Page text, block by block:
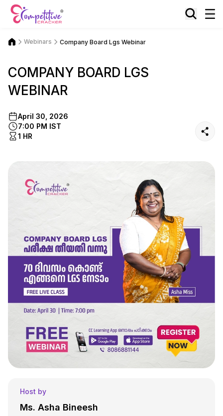
Webinars Company Board Lgs Webinar
COMPANY BOARD LGS
WEBINAR
April 30, 2026
7:00 PM IST
1 HR
Host by
Ms. Asha Bineesh